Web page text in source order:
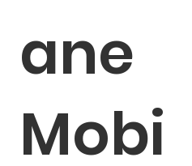
ane
Mobi